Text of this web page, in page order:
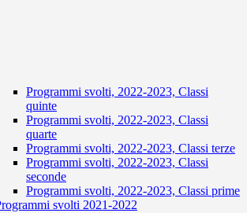
Programmi svolti, 2022-2023, Classi
quinte
Programmi svolti, 2022-2023, Classi
quarte
Programmi svolti, 2022-2023, Classi terze
Programmi svolti, 2022-2023, Classi
seconde
Programmi svolti, 2022-2023, Classi prime
svolti 2021-2022